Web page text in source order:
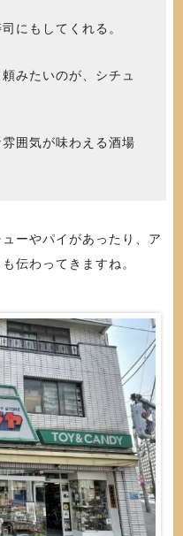
にもしてくれる。
みたいのが、シチュ
囲気が味わえる酒場
ーやパイがあったり、ア
伝わってきますね。